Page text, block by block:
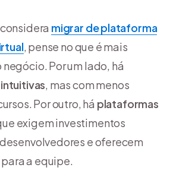
migrar de plataforma
, pense no que é mais
Por um lado, há
, mas com menos
Por outro, há plataformas
exigem investimentos
e oferecem
a equipe.